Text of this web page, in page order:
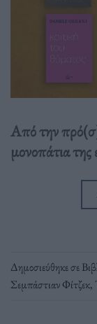
Από την
μονοπάτια της
Δημοσιεύθηκε σε
Σεμπάστιαν Φίτζεκ,